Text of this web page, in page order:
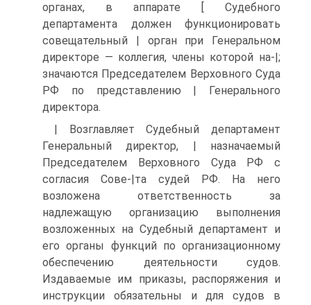
органах, в аппарате [ Судебного
департамента должен функционировать
совещательный | орган при Генеральном
директоре — коллегия, члены которой на-|;
значаются Председателем Верховного Суда
РФ по представлению | Генерального
директора.
| Возглавляет Судебный департамент
Генеральный директор, | назначаемый
Председателем Верховного Суда РФ с
согласия Сове-|та судей РФ. На него
возложена ответственность за
надлежащую организацию выполнения
возложенных на Судебный департамент и
его органы функций по организационному
обеспечению деятельности судов.
Издаваемые им приказы, распоряжения и
инструкции обязательны и для судов в